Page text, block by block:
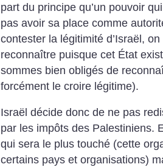
part du principe qu’un pouvoir
pas avoir sa place comme
contester la légitimité d’Israël,
reconnaître puisque cet État
sommes bien obligés de
forcément le croire légitime).
Israël décide donc de ne pas
par les impôts des Palestiniens.
qui sera le plus touché (cette
certains pays et organisations)